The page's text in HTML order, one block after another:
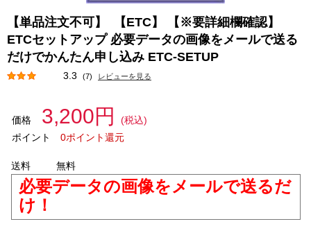
【単品注文不可】 【ETC】 【※要詳細欄確認】
ETCセットアップ 必要データの画像をメールで送る
だけでかんたん申し込み ETC-SETUP
3.3 (7) レビューを見る
価格 3,200円
(税込)
ポイント
0ポイント還元
送料 無料
必要データの画像をメールで送るだ
け！